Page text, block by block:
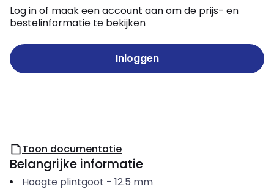
Log in of maak een account aan om de prijs- en
bestelinformatie te bekijken
Inloggen
Toon documentatie
Belangrijke informatie
Hoogte plintgoot - 12.5 mm